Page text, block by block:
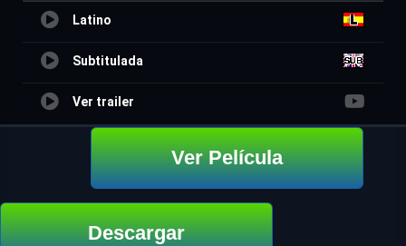
Latino
Subtitulada
Ver trailer
Ver Película
Descargar